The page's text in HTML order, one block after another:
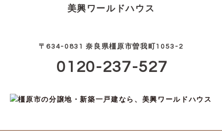
美興ワールドハウス
〒634-0831 奈良県橿原市曽我町1053-2
0120-237-527